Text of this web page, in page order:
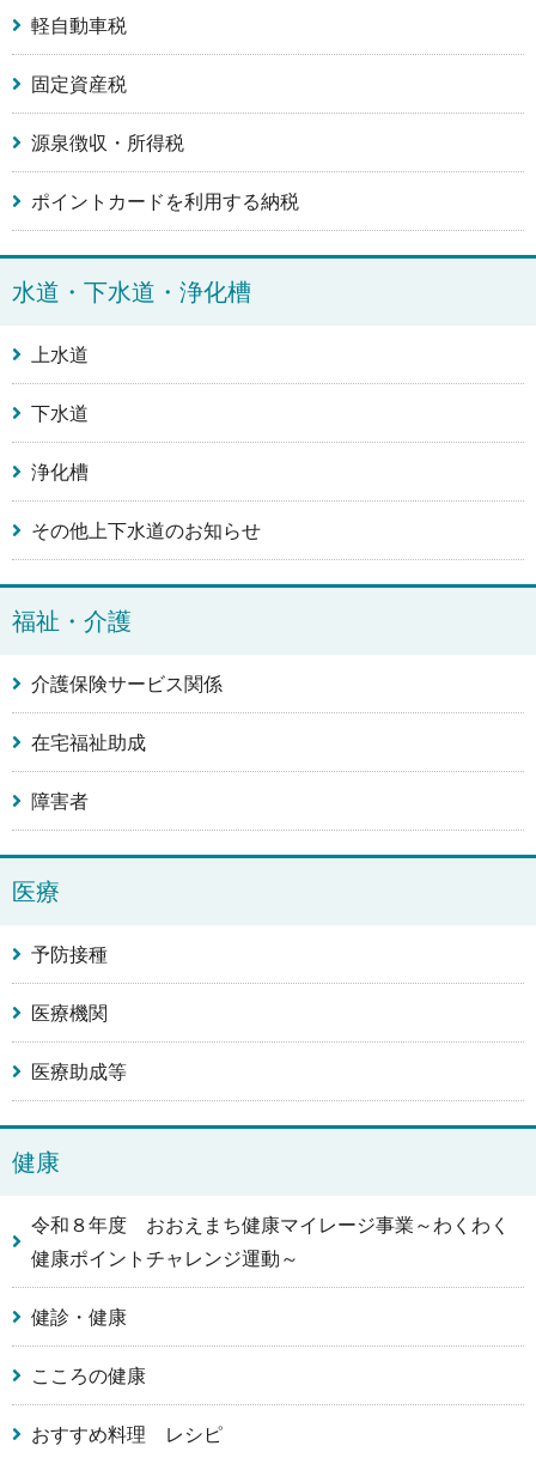
軽自動車税
固定資産税
源泉徴収・所得税
ポイントカードを利用する納税
水道・下水道・浄化槽
上水道
下水道
浄化槽
その他上下水道のお知らせ
福祉・介護
介護保険サービス関係
在宅福祉助成
障害者
医療
予防接種
医療機関
医療助成等
健康
令和８年度 おおえまち健康マイレージ事業～わくわく
健康ポイントチャレンジ運動～
健診・健康
こころの健康
おすすめ料理 レシピ